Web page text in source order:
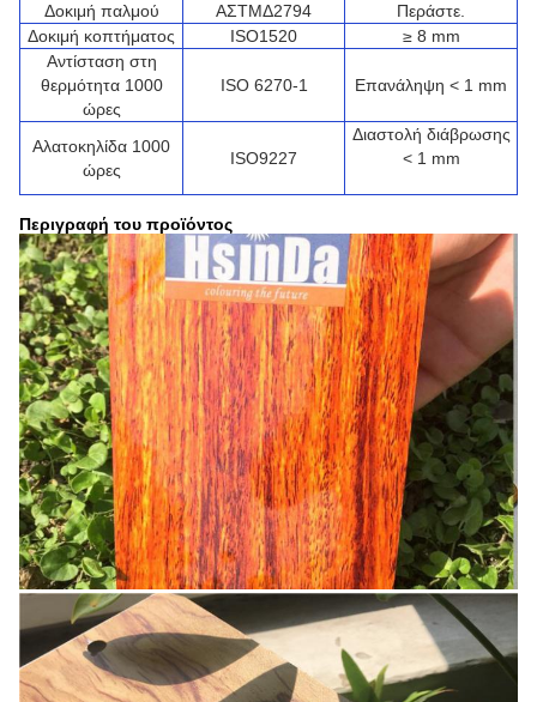
Δοκιμή παλμού
ΑΣTMΔ2794
Περάστε.
Δοκιμή κοπτήματος
ISO1520
≥ 8 mm
Αντίσταση στη
θερμότητα 1000
ώρες
ISO 6270-1 Επανάληψη < 1 mm
Αλατοκηλίδα 1000
ώρες
ISO9227
Διαστολή διάβρωσης
< 1 mm
Περιγραφή του προϊόντος